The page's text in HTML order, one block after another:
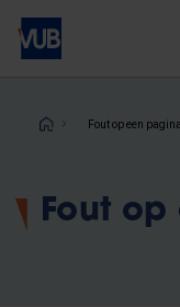
Overslaan
naar
inhoud
Fout op een pagina
Fout